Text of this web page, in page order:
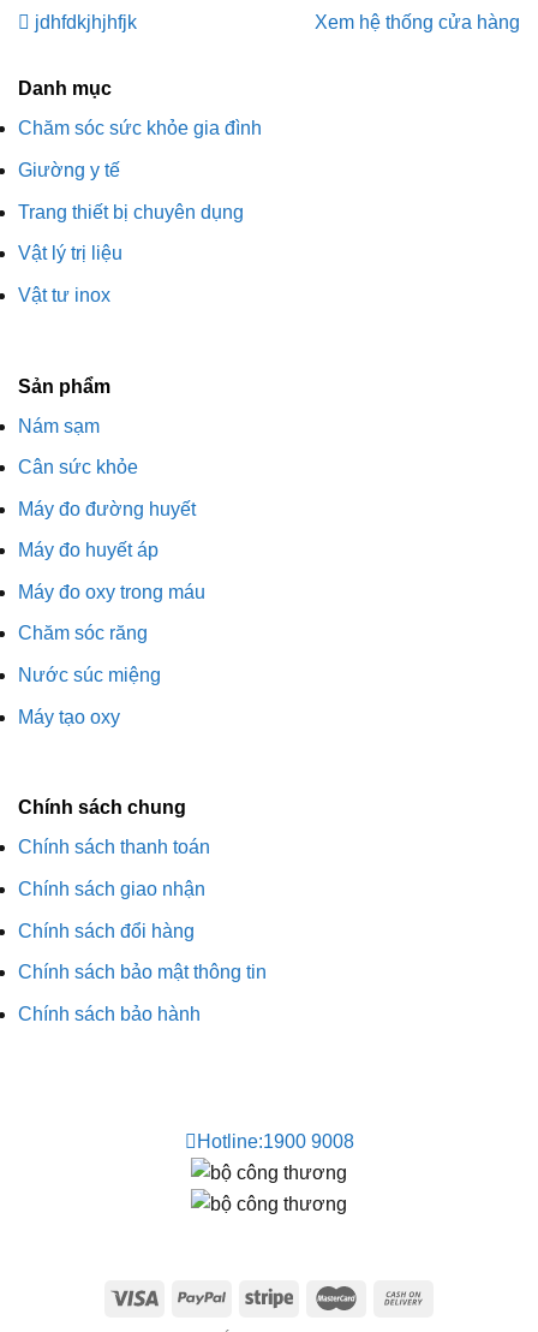
jdhfdkjhjhfjk Xem hệ thống cửa hàng
Danh mục
Chăm sóc sức khỏe gia đình
Giường y tế
Trang thiết bị chuyên dụng
Vật lý trị liệu
Vật tư inox
Sản phẩm
Nám sạm
Cân sức khỏe
Máy đo đường huyết
Máy đo huyết áp
Máy đo oxy trong máu
Chăm sóc răng
Nước súc miệng
Máy tạo oxy
Chính sách chung
Chính sách thanh toán
Chính sách giao nhận
Chính sách đổi hàng
Chính sách bảo mật thông tin
Chính sách bảo hành
Hotline:1900 9008